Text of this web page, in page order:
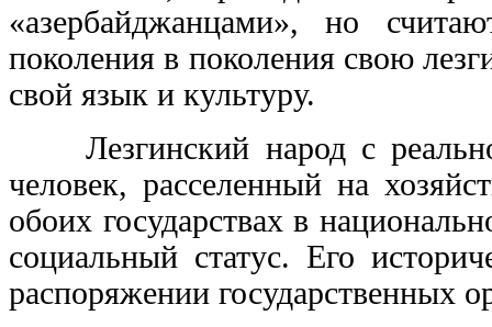
«азербайджанцами», но
поколения в поколения свою
свой язык и культуру.
Лезгинский народ с
человек, расселенный на
обоих государствах в
социальный статус. Его
распоряжении государственных